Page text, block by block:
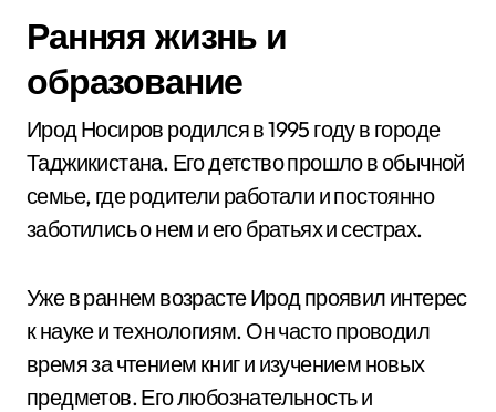
Ранняя жизнь и
образование
Ирод Носиров родился в 1995 году в городе
Таджикистана. Его детство прошло в обычной
семье, где родители работали и постоянно
заботились о нем и его братьях и сестрах.
Уже в раннем возрасте Ирод проявил интерес
к науке и технологиям. Он часто проводил
время за чтением книг и изучением новых
предметов. Его любознательность и